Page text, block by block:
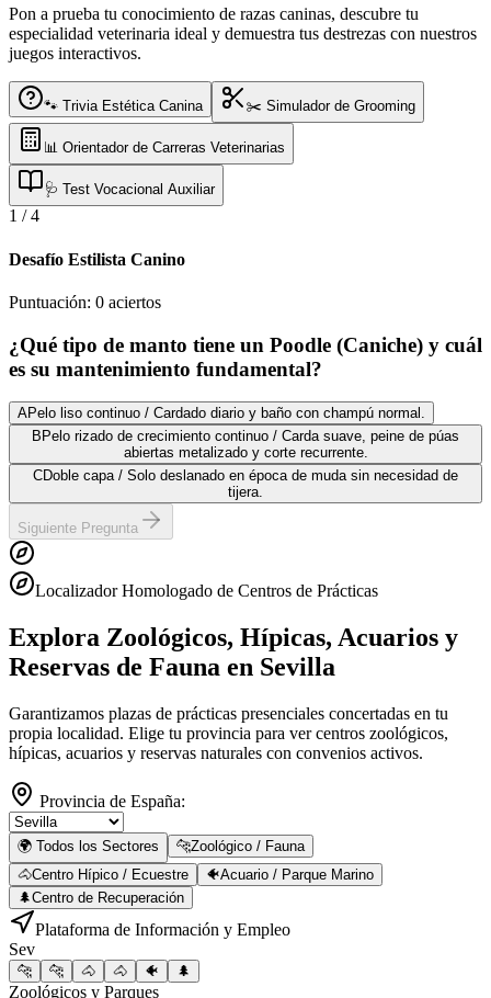
Pon a prueba tu conocimiento de razas caninas, descubre tu
especialidad veterinaria ideal y demuestra tus destrezas con nuestros
juegos interactivos.
🐾 Trivia Estética Canina ✂️ Simulador de Grooming
📊 Orientador de Carreras Veterinarias
🩺 Test Vocacional Auxiliar
1 /4
Desafío Estilista Canino
Puntuación: 0 aciertos
¿Qué tipo de manto tiene un Poodle (Caniche) y cuál
es su mantenimiento fundamental?
APelo liso continuo / Cardado diario y baño con champú normal.
B Pelo rizado de crecimiento continuo / Carda suave, peine de púas
abiertas metalizado y corte recurrente.
CDoble capa / Solo deslanado en época de muda sin necesidad de
tijera.
Siguiente Pregunta
Localizador Homologado de Centros de Prácticas
Explora Zoológicos, Hípicas, Acuarios y
Reservas de Fauna en Sevilla
Garantizamos plazas de prácticas presenciales concertadas en tu
propia localidad. Elige tu provincia para ver centros zoológicos,
hípicas, acuarios y reservas naturales con convenios activos.
Provincia de España:
🌍 Todos los Sectores 🐆Zoológico / Fauna
🐴Centro Hípico / Ecuestre 🐠Acuario / Parque Marino
🌲Centro de Recuperación
Plataforma de Información y Empleo
Sev
🐆 🐆 🐴 🐴 🐠 🌲
Zoológicos y Parques